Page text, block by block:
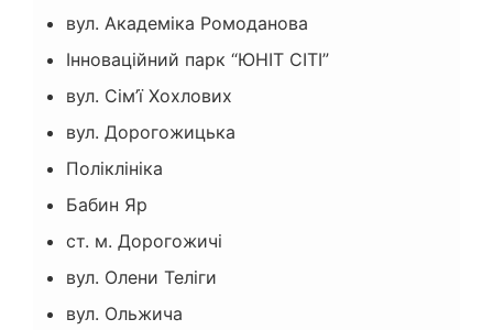
вул. Академіка Ромоданова
Інноваційний парк “ЮНІТ СІТІ”
вул. Сім’ї Хохлових
вул. Дорогожицька
Поліклініка
Бабин Яр
ст. м. Дорогожичі
вул. Олени Теліги
вул. Ольжича